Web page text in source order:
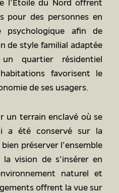
l’Étoile du Nord offrent
pour des personnes en
psychologique afin de
de style familial adaptée
quartier résidentiel
favorisent le
de ses usagers.
un terrain enclavé où se
a été conservé sur la
préserver l’ensemble
vision de s’insérer en
naturel et
offrent la vue sur